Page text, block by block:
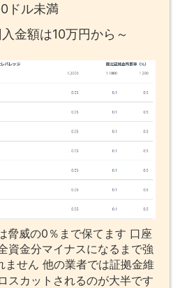
ドル未満
金額は10万円から～
脅威の0％まで保てます 口座
資金分マイナスになるまで強
ません 他の業者では証拠金維
スカットされるのが大半です